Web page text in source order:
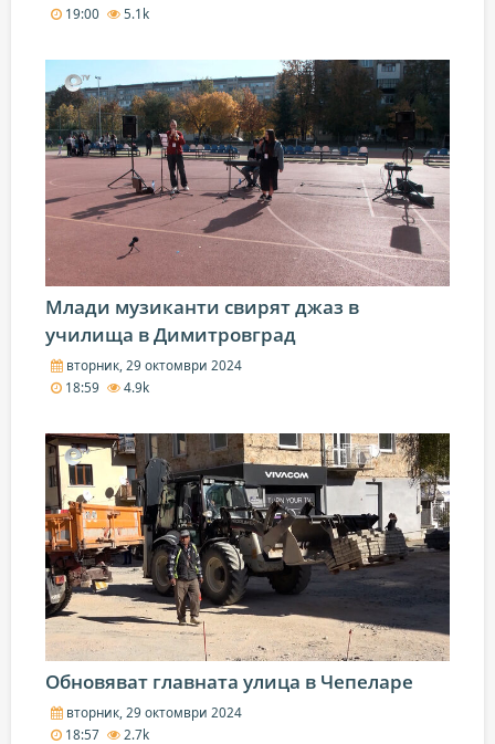
19:00 5.1k
Млади музиканти свирят джаз в
училища в Димитровград
вторник, 29 октомври 2024
18:59
4.9k
Обновяват главната улица в Чепеларе
вторник, 29 октомври 2024
18:57
2.7k